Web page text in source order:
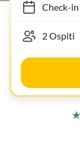
Check-in-